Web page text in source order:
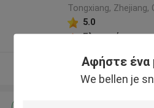
Αφήστε ένα
We bellen je
Tongxiang, Zhejiang,
5.0
Ελεγχμένος
Δείτε